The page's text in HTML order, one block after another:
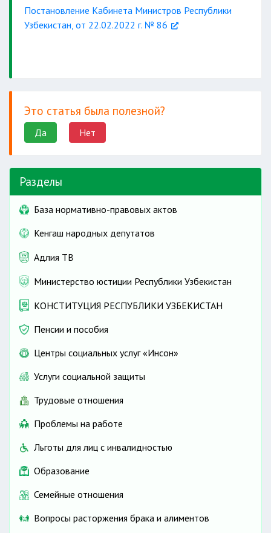
Постановление Кабинета Министров Республики
Узбекистан, от 22.02.2022 г. № 86
Это статья была полезной?
Да Нет
Разделы
База нормативно-правовых актов
Кенгаш народных депутатов
Адлия ТВ
Министерство юстиции Республики Узбекистан
КОНСТИТУЦИЯ РЕСПУБЛИКИ УЗБЕКИСТАН
Пенсии и пособия
Центры социальных услуг «Инсон»
Услуги социальной защиты
Трудовые отношения
Проблемы на работе
Льготы для лиц с инвалидностью
Образование
Семейные отношения
Вопросы расторжения брака и алиментов